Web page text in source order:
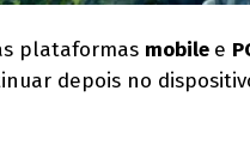
plataformas mobile e
depois no